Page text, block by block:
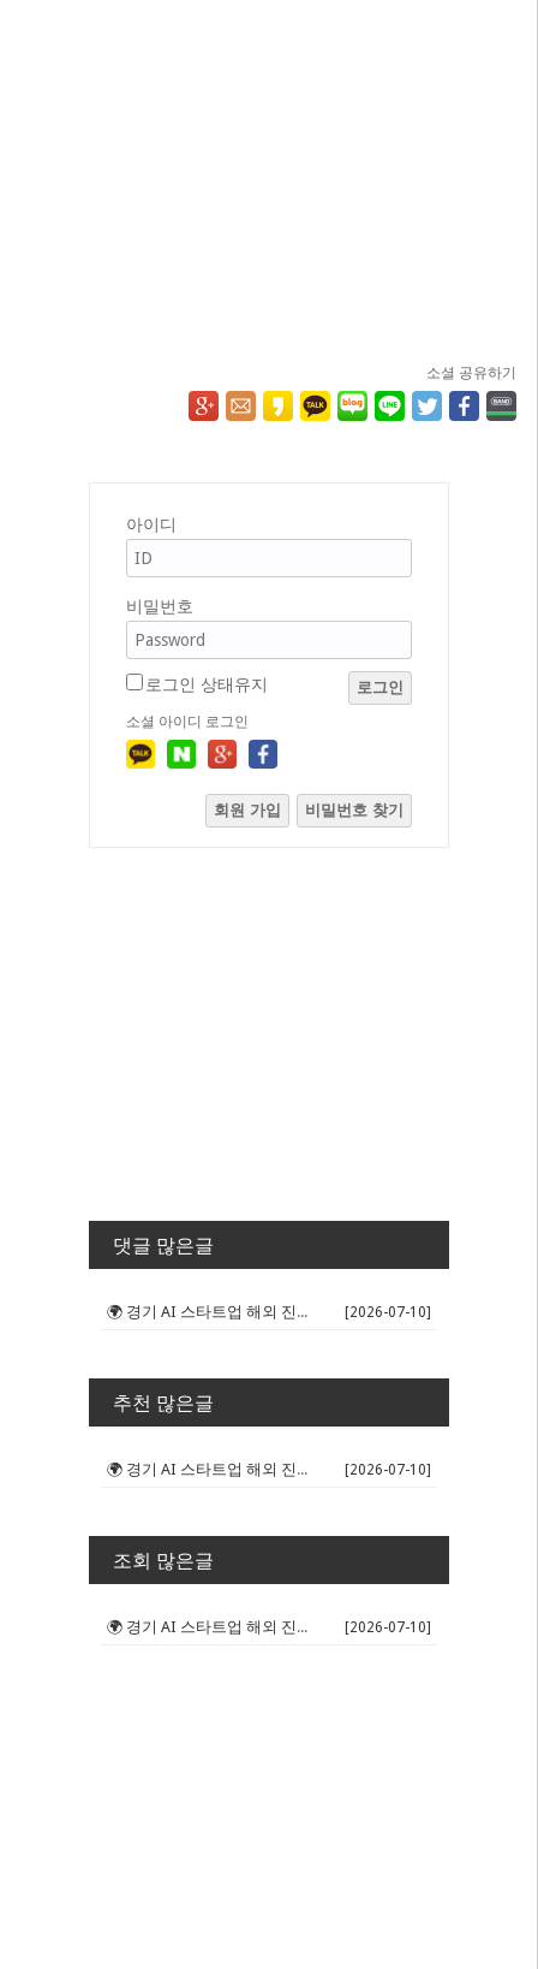
소셜 공유하기
아이디
비밀번호
로그인 상태유지 로그인
소셜 아이디 로그인
회원 가입 비밀번호 찾기
댓글 많은글
🌍 경기 AI 스타트업 해외 진출 판... [2026-07-10]
추천 많은글
🌍 경기 AI 스타트업 해외 진출 판... [2026-07-10]
조회 많은글
🌍 경기 AI 스타트업 해외 진출 판... [2026-07-10]